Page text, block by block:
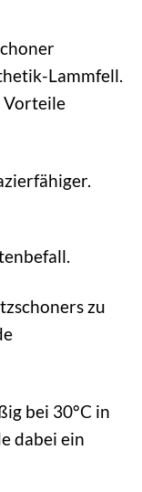
Lammfell.
Vorteile
zu
bei 30°C in
dabei ein